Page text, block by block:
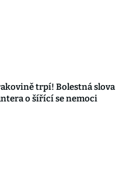
trpí! Bolestná slova
o šířící se nemoci